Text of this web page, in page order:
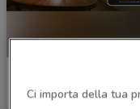
Scade il 27/08
Ci importa della tua